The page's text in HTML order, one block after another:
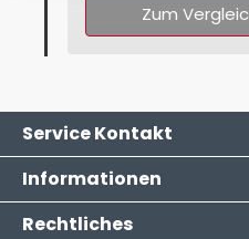
Zum
Service Kontakt
Informationen
Rechtliches